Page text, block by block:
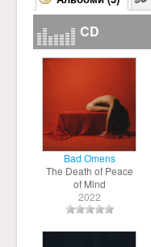
CD
Bad Omens
The Death of Peace
of Mind
2022